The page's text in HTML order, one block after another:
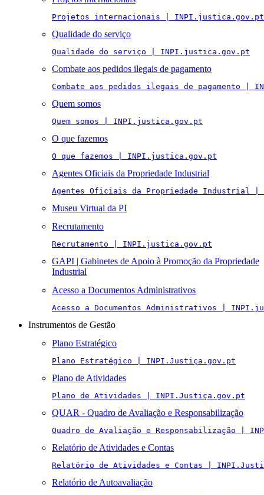
Projetos internacionais | INPI.justica.gov.pt
Qualidade do serviço
Qualidade do serviço | INPI.justica.gov.pt
Combate aos pedidos ilegais de pagamento
Combate aos pedidos ilegais de pagamento |
Quem somos
Quem somos | INPI.justica.gov.pt
O que fazemos
O que fazemos | INPI.justica.gov.pt
Agentes Oficiais da Propriedade Industrial
Agentes Oficiais da Propriedade Industrial
Museu Virtual da PI
Recrutamento
Recrutamento | INPI.justica.gov.pt
GAPI | Gabinetes de Apoio à Promoção da Propriedade
Industrial
Acesso a Documentos Administrativos
Acesso a Documentos Administrativos |
Instrumentos de Gestão
Plano Estratégico
Plano Estratégico | INPI.Justiça.gov.pt
Plano de Atividades
Plano de Atividades | INPI.Justiça.gov.pt
QUAR - Quadro de Avaliação e Responsabilização
Quadro de Avaliação e Responsabilização |
Relatório de Atividades e Contas
Relatório de Atividades e Contas |
Relatório de Autoavaliação